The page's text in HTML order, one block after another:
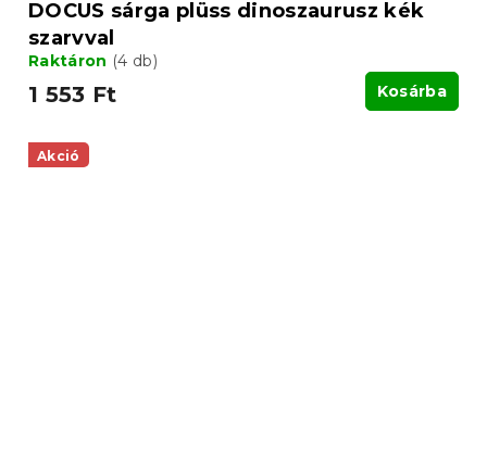
DOCUS sárga plüss dinoszaurusz kék
szarvval
Raktáron (4 db)
1 553 Ft Kosárba
Akció